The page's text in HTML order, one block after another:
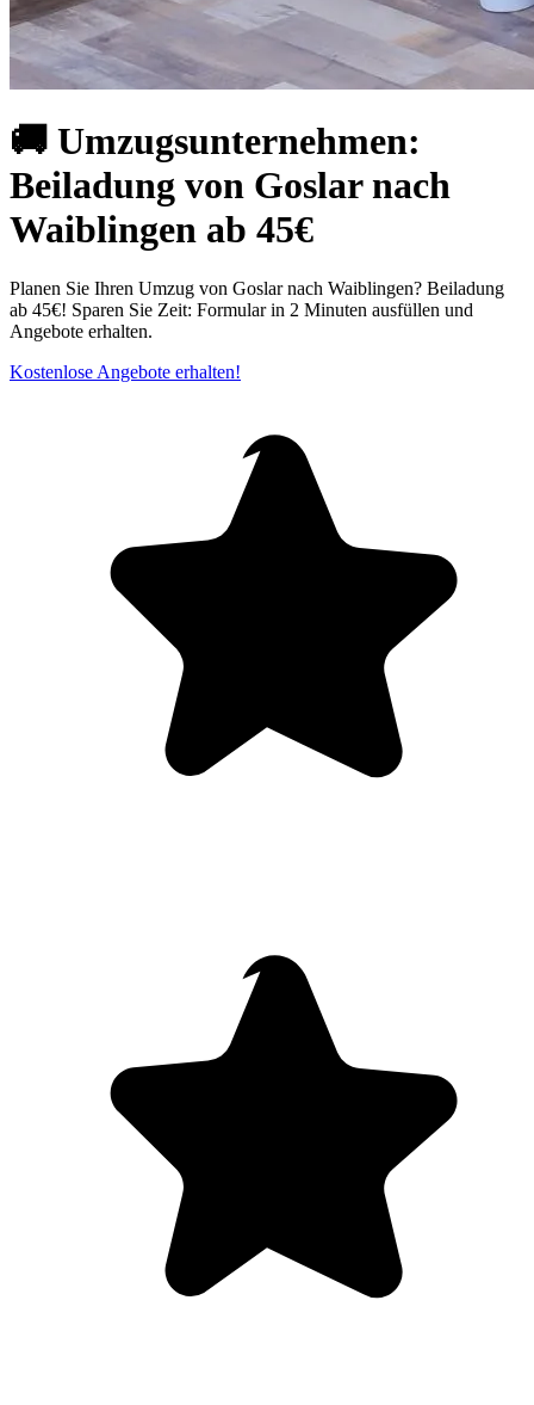
🚚 Umzugsunternehmen:
Beiladung von Goslar nach
Waiblingen ab 45€
Planen Sie Ihren Umzug von Goslar nach Waiblingen? Beiladung
ab 45€! Sparen Sie Zeit: Formular in 2 Minuten ausfüllen und
Angebote erhalten.
Kostenlose Angebote erhalten!